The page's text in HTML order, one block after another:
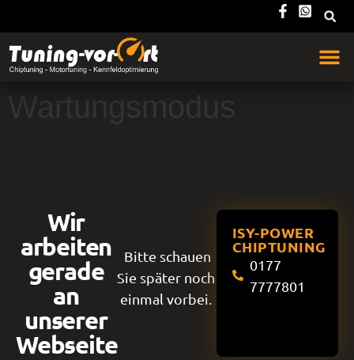
Wartungsmodus
Wir
arbeiten
gerade
an
unserer
Webseite
Bitte schauen
Sie später noch
einmal vorbei.
ISY-POWER
CHIPTUNING
0177
7777801